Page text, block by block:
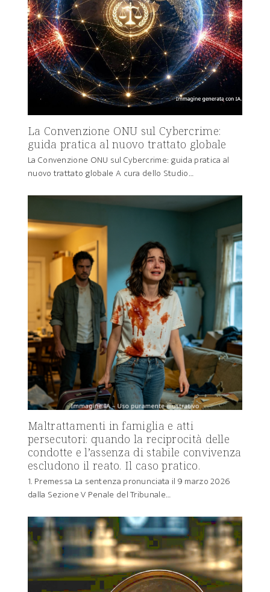
La Convenzione ONU sul Cybercrime:
guida pratica al nuovo trattato globale
La Convenzione ONU sul Cybercrime: guida pratica al
nuovo trattato globale A cura dello Studio…
Maltrattamenti in famiglia e atti
persecutori: quando la reciprocità delle
condotte e l’assenza di stabile convivenza
escludono il reato. Il caso pratico.
1. Premessa La sentenza pronunciata il 9 marzo 2026
dalla Sezione V Penale del Tribunale…